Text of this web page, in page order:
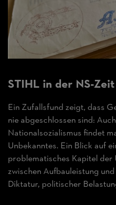
STIHL in der NS-Zeit
Ein Zufallsfund zeigt, dass
nie abgeschlossen sind:
Nationalsozialismus findet
Unbekanntes. Ein Blick auf
problematisches Kapitel
zwischen Aufbauleistung
Diktatur, politischer